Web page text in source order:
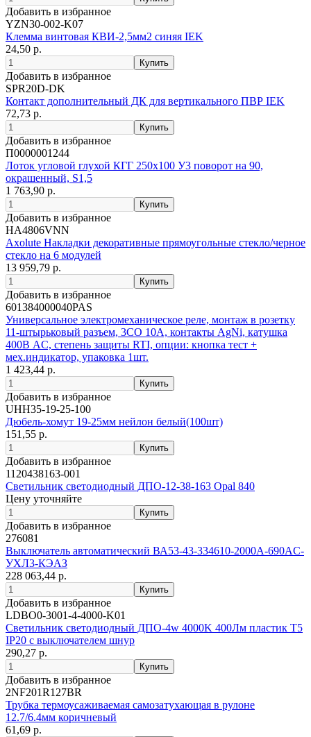
Добавить в избранное
YZN30-002-K07
Клемма винтовая КВИ-2,5мм2 синяя IEK
24,50 р.
Добавить в избранное
SPR20D-DK
Контакт дополнительный ДК для вертикального ПВР IEK
72,73 р.
Добавить в избранное
П0000001244
Лоток угловой глухой КГГ 250х100 У3 поворот на 90,
окрашенный, S1,5
1 763,90 р.
Добавить в избранное
HA4806VNN
Axolute Накладки декоративные прямоугольные стекло/черное
стекло на 6 модулей
13 959,79 р.
Добавить в избранное
601384000040PAS
Универсальное электромеханическое реле, монтаж в розетку
11-штырьковый разъем, 3CO 10A, контакты AgNi, катушка
400В AC, степень защиты RTI, опции: кнопка тест +
мех.индикатор, упаковка 1шт.
1 423,44 р.
Добавить в избранное
UHH35-19-25-100
Дюбель-хомут 19-25мм нейлон белый(100шт)
151,55 р.
Добавить в избранное
1120438163-001
Светильник светодиодный ДПО-12-38-163 Opal 840
Цену уточняйте
Добавить в избранное
276081
Выключатель автоматический ВА53-43-334610-2000А-690AC-
УХЛ3-КЭАЗ
228 063,44 р.
Добавить в избранное
LDBO0-3001-4-4000-K01
Светильник светодиодный ДПО-4w 4000K 400Лм пластик Т5
IP20 с выключателем шнур
290,27 р.
Добавить в избранное
2NF201R127BR
Трубка термоусаживаемая самозатухающая в рулоне
12.7/6.4мм коричневый
61,69 р.